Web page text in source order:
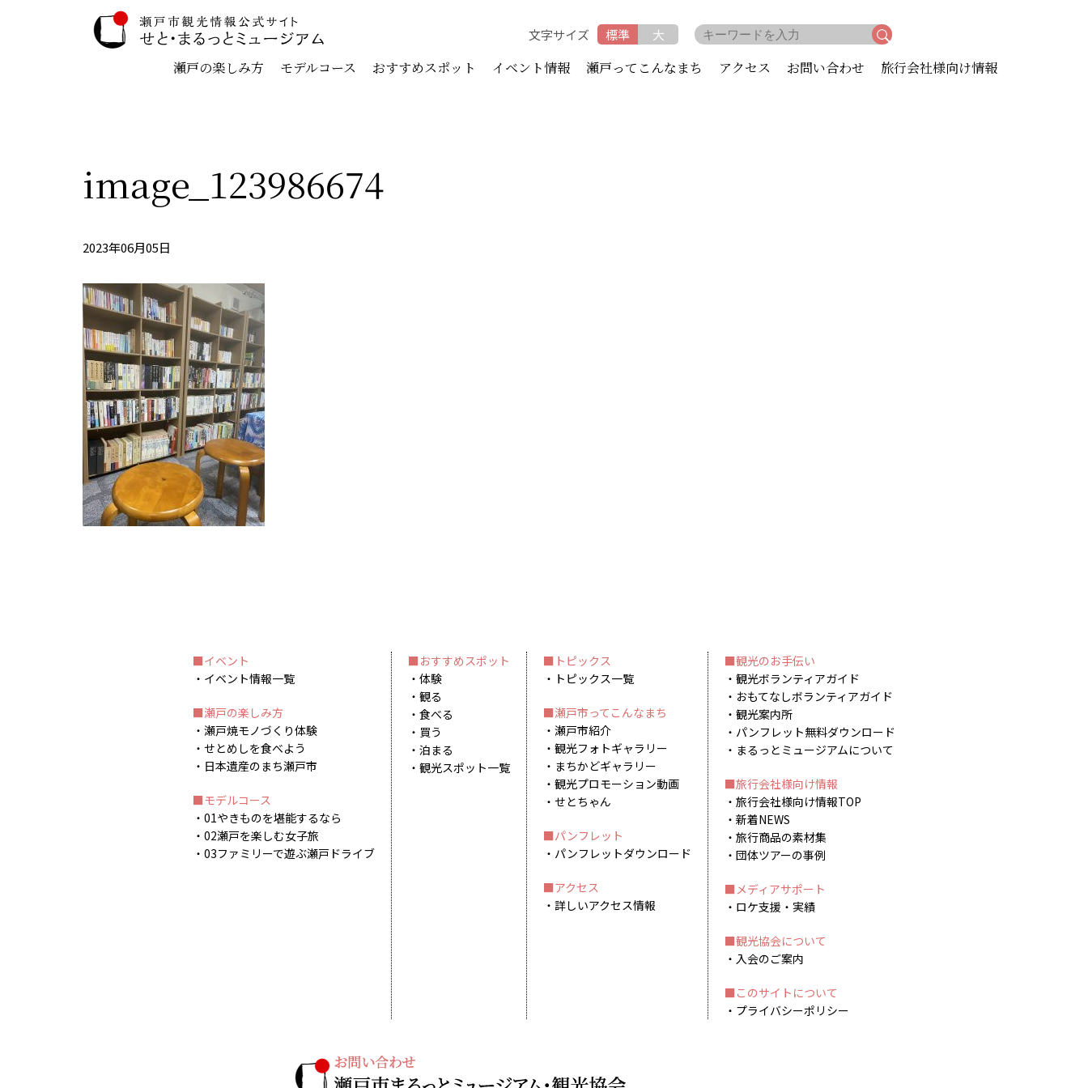
文字サイズ 標準 大
瀬戸の楽しみ方 モデルコース おすすめスポット イベント情報 瀬戸ってこんなまち アクセス お問い合わせ 旅行会社様向け情報
image_123986674
2023年06月05日
イベント
イベント情報一覧
瀬戸の楽しみ方
瀬戸焼モノづくり体験
せとめしを食べよう
日本遺産のまち瀬戸市
モデルコース
01やきものを堪能するなら
02瀬戸を楽しむ女子旅
03ファミリーで遊ぶ瀬戸ドライブ
おすすめスポット
体験
観る
食べる
買う
泊まる
観光スポット一覧
トピックス
トピックス一覧
瀬戸市ってこんなまち
瀬戸市紹介
観光フォトギャラリー
まちかどギャラリー
観光プロモーション動画
せとちゃん
パンフレット
パンフレットダウンロード
アクセス
詳しいアクセス情報
観光のお手伝い
観光ボランティアガイド
おもてなしボランティアガイド
観光案内所
パンフレット無料ダウンロード
まるっとミュージアムについて
旅行会社様向け情報
旅行会社様向け情報TOP
新着NEWS
旅行商品の素材集
団体ツアーの事例
メディアサポート
ロケ支援・実績
観光協会について
入会のご案内
このサイトについて
プライバシーポリシー